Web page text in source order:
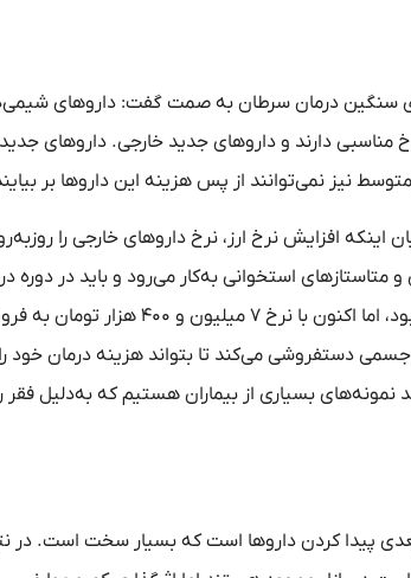
سنگین درمان سرطان به صمت گفت: داروهای
مناسبی دارند و داروهای جدید خارجی. داروهای
نیز نمی‌توانند از پس هزینه این داروها بر
افزایش نرخ ارز، نرخ داروهای خارجی را
و متاستازهای استخوانی به‌کار می‌رود و باید در
یک ماه پیش قیمت هر ویال آن یک میلیون و ۶۰۰ هزار
دستفروشی می‌کند تا بتواند هزینه درمان خود را
بسیاری از بیماران هستیم که به‌دلیل فقر
پیدا کردن داروها است که بسیار سخت است. در